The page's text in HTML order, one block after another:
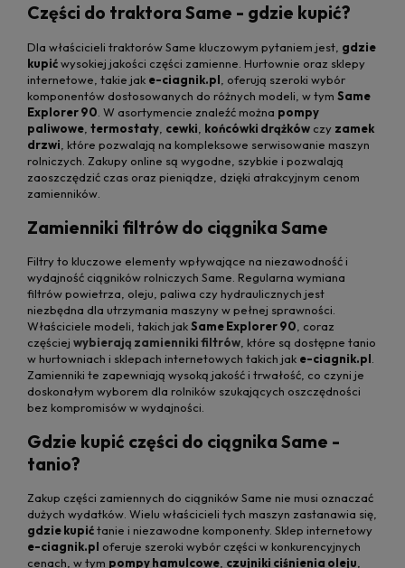
Części do traktora Same - gdzie kupić?
Dla właścicieli traktorów Same kluczowym pytaniem jest, gdzie
kupićwysokiej jakości części zamienne. Hurtownie oraz sklepy
internetowe, takie jak e-ciagnik.pl , oferują szeroki wybór
komponentów dostosowanych do różnych modeli, w tym Same
Explorer 90 . W asortymencie znaleźć można pompy
paliwowe termostaty cewki końcówki drążków czy zamek
drzwi , które pozwalają na kompleksowe serwisowanie maszyn
rolniczych. Zakupy online są wygodne, szybkie i pozwalają
zaoszczędzić czas oraz pieniądze, dzięki atrakcyjnym cenom
zamienników.
Zamienniki filtrów do ciągnika Same
Filtry to kluczowe elementy wpływające na niezawodność i
wydajność ciągników rolniczych Same. Regularna wymiana
filtrów powietrza, oleju, paliwa czy hydraulicznych jest
niezbędna dla utrzymania maszyny w pełnej sprawności.
Właściciele modeli, takich jakSame Explorer 90 , coraz
częściej wybierają zamienniki filtrów , które są dostępne tanio
w hurtowniach i sklepach internetowych takich jak e-ciagnik.pl
Zamienniki te zapewniają wysoką jakość i trwałość, co czyni je
doskonałym wyborem dla rolników szukających oszczędności
bez kompromisów w wydajności.
Gdzie kupić części do ciągnika Same -
tanio?
Zakup części zamiennych do ciągników Same nie musi oznaczać
dużych wydatków. Wielu właścicieli tych maszyn zastanawia się,
gdzie kupićtanie i niezawodne komponenty. Sklep internetowy
e-ciagnik.pl oferuje szeroki wybór części w konkurencyjnych
cenach, w tym pompy hamulcowe, czujniki ciśnienia oleju,